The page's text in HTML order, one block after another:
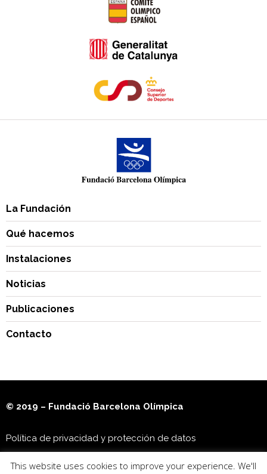
La Fundación
Qué hacemos
Instalaciones
Noticias
Publicaciones
Contacto
© 2019 – Fundació Barcelona Olímpica
Política de privacidad y protección de datos
This website uses cookies to improve your experience. We'll